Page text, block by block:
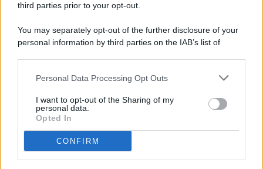
third parties prior to your opt-out.
You may separately opt-out of the further disclosure of your
personal information by third parties on the IAB’s list of
This information may also be disclosed by us to third parties
disclose it to other third parties.
Personal Data Processing Opt Outs
I want to opt-out of the Sharing of my
personal data.
Opted In
CONFIRM
PREFERENZE PRIVACY